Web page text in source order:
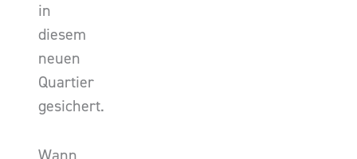
in
diesem
neuen
Quartier
gesichert.